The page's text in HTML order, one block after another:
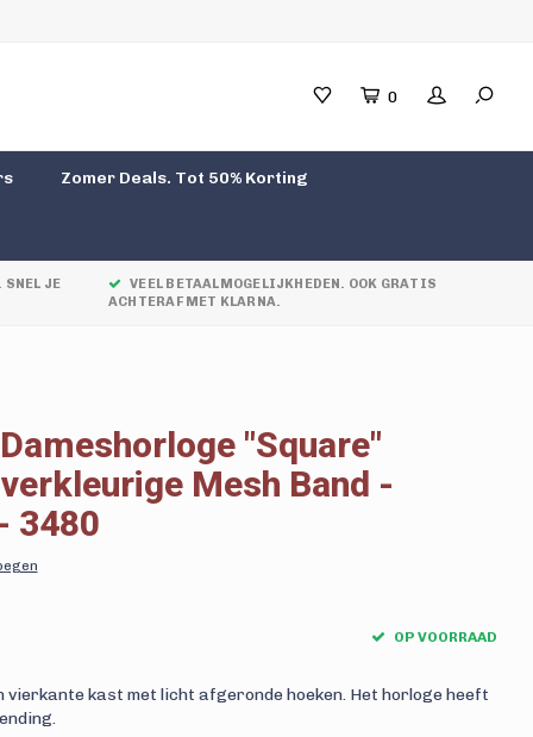
0
Zomer Deals. Tot 50% Korting
SNEL JE
VEEL BETAALMOGELIJKHEDEN. OOK GRATIS
ACHTERAF MET KLARNA.
"Square"
Mesh Band -
3480
OP VOORRAAD
vierkante kast met licht afgeronde hoeken. Het horloge heeft